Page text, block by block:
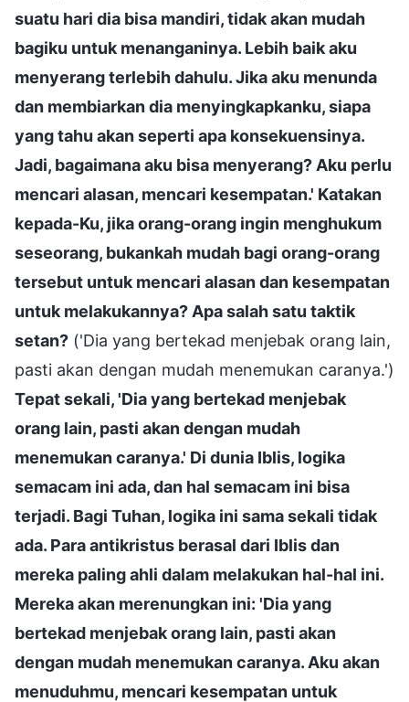
suatu hari dia bisa mandiri, tidak akan mudah
bagiku untuk menanganinya. Lebih baik aku
menyerang terlebih dahulu. Jika aku menunda
dan membiarkan dia menyingkapkanku, siapa
yang tahu akan seperti apa konsekuensinya.
Jadi, bagaimana aku bisa menyerang? Aku perlu
mencari alasan, mencari kesempatan.' Katakan
kepada-Ku, jika orang-orang ingin menghukum
seseorang, bukankah mudah bagi orang-orang
tersebut untuk mencari alasan dan kesempatan
untuk melakukannya? Apa salah satu taktik
setan? ('Dia yang bertekad menjebak orang lain,
pasti akan dengan mudah menemukan caranya.')
Tepat sekali, 'Dia yang bertekad menjebak
orang lain, pasti akan dengan mudah
menemukan caranya.' Di dunia Iblis, logika
semacam ini ada, dan hal semacam ini bisa
terjadi. Bagi Tuhan, logika ini sama sekali tidak
ada. Para antikristus berasal dari Iblis dan
mereka paling ahli dalam melakukan hal-hal ini.
Mereka akan merenungkan ini: 'Dia yang
bertekad menjebak orang lain, pasti akan
dengan mudah menemukan caranya. Aku akan
menuduhmu, mencari kesempatan untuk